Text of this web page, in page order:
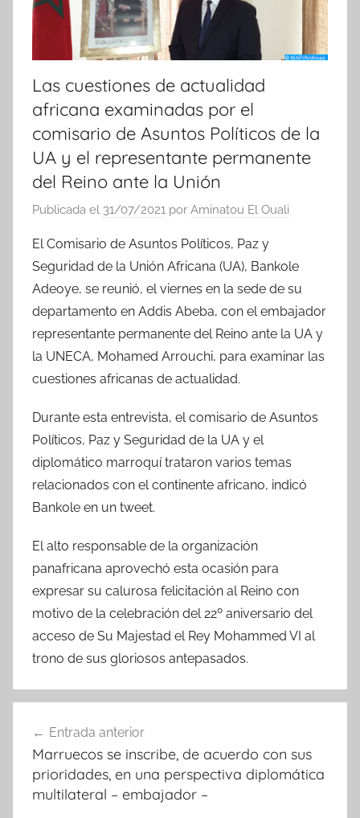
Las cuestiones de actualidad
africana examinadas por el
comisario de Asuntos Políticos de la
UA y el representante permanente
del Reino ante la Unión
Publicada el 31/07/2021 por Aminatou El Ouali
El Comisario de Asuntos Políticos, Paz y
Seguridad de la Unión Africana (UA), Bankole
Adeoye, se reunió, el viernes en la sede de su
departamento en Addis Abeba, con el embajador
representante permanente del Reino ante la UA y
la UNECA, Mohamed Arrouchi, para examinar las
cuestiones africanas de actualidad.
Durante esta entrevista, el comisario de Asuntos
Políticos, Paz y Seguridad de la UA y el
diplomático marroquí trataron varios temas
relacionados con el continente africano, indicó
Bankole en un tweet.
El alto responsable de la organización
panafricana aprovechó esta ocasión para
expresar su calurosa felicitación al Reino con
motivo de la celebración del 22º aniversario del
acceso de Su Majestad el Rey Mohammed VI al
trono de sus gloriosos antepasados.
de
entradas
Entrada anterior
Marruecos se inscribe, de acuerdo con sus
prioridades, en una perspectiva diplomática
multilateral – embajador –